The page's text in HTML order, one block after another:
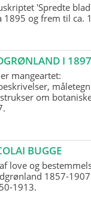
'Spredte
og frem til ca.
I
mangeartet:
om
BUGGE
love og
1857-
1913.